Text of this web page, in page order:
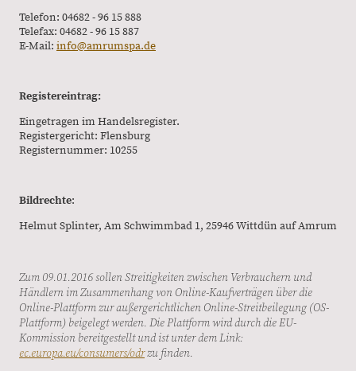
Telefon: 04682 - 96 15 888
Telefax: 04682 - 96 15 887
E-Mail: info@amrumspa.de
Registereintrag:
Eingetragen im Handelsregister.
Registergericht: Flensburg
Registernummer: 10255
Bildrechte:
Helmut Splinter, Am Schwimmbad 1, 25946 Wittdün auf Amrum
Zum 09.01.2016 sollen Streitigkeiten zwischen Verbrauchern und
Händlern im Zusammenhang von Online-Kaufverträgen über die
Online-Plattform zur außergerichtlichen Online-Streitbeilegung (OS-
Plattform) beigelegt werden. Die Plattform wird durch die EU-
Kommission bereitgestellt und ist unter dem Link:
ec.europa.eu/consumers/odrzu finden.